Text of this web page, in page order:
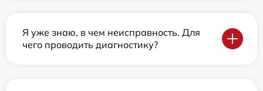
Я уже знаю, в чем неисправность. Для
чего проводить диагностику?